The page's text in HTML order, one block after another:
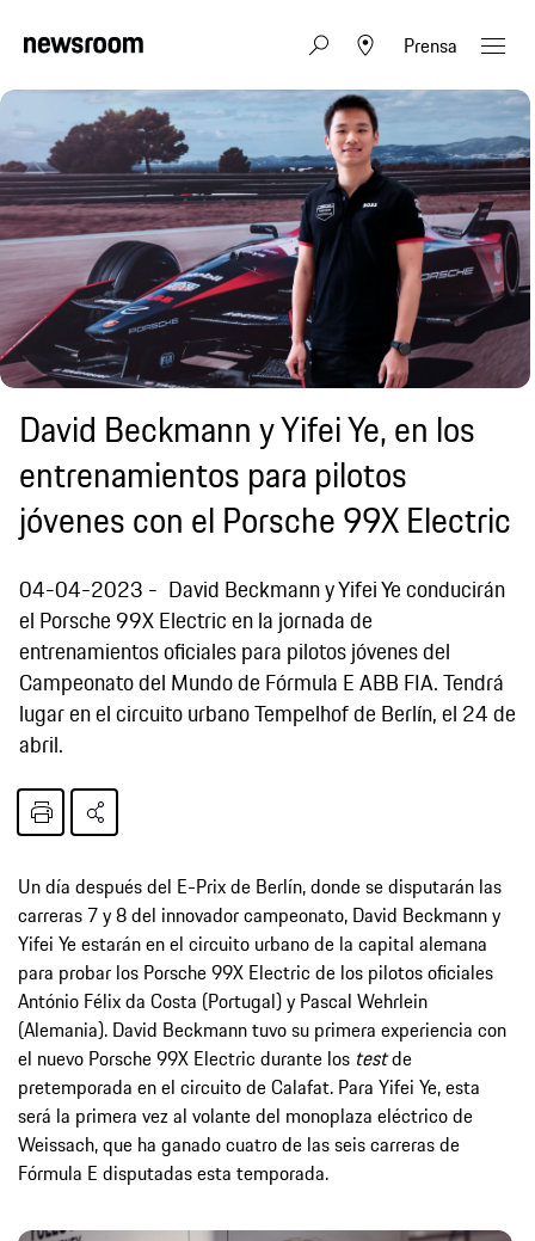
Prensa
David Beckmann y Yifei Ye, en los
entrenamientos para pilotos
jóvenes con el Porsche 99X Electric
04-04-2023
David Beckmann y Yifei Ye conducirán
el Porsche 99X Electric en la jornada de
entrenamientos oficiales para pilotos jóvenes del
Campeonato del Mundo de Fórmula E ABB FIA. Tendrá
lugar en el circuito urbano Tempelhof de Berlín, el 24 de
abril.
Un día después del E-Prix de Berlín, donde se disputarán las
carreras 7 y 8 del innovador campeonato, David Beckmann y
Yifei Ye estarán en el circuito urbano de la capital alemana
para probar los Porsche 99X Electric de los pilotos oficiales
António Félix da Costa (Portugal) y Pascal Wehrlein
(Alemania). David Beckmann tuvo su primera experiencia con
el nuevo Porsche 99X Electric durante los testde
pretemporada en el circuito de Calafat. Para Yifei Ye, esta
será la primera vez al volante del monoplaza eléctrico de
Weissach, que ha ganado cuatro de las seis carreras de
Fórmula E disputadas esta temporada.